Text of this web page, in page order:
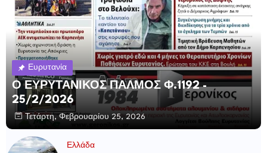
Ευρυτανία
Ο ΕΥΡΥΤΑΝΙΚΟΣ ΠΑΛΜΟΣ Φ.1192 -
25/2/2026
Τετάρτη, Φεβρουαρίου 25, 2026
Ελλάδα